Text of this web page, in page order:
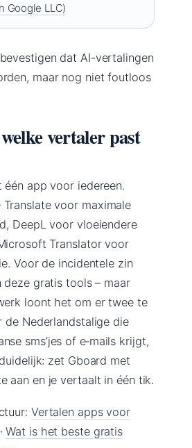
Google LLC)
dat AI-vertalingen
maar nog niet foutloos
vertaler past
één app voor iedereen.
voor maximale
DeepL voor vloeiendere
Translator voor
Voor de incidentele zin
gratis tools – maar
loont het om er twee te
de Nederlandstalige die
sms’jes of e‑mails krijgt,
zet Gboard met
aan en je vertaalt in één tik.
Vertalen apps voor
·Wat is het beste gratis